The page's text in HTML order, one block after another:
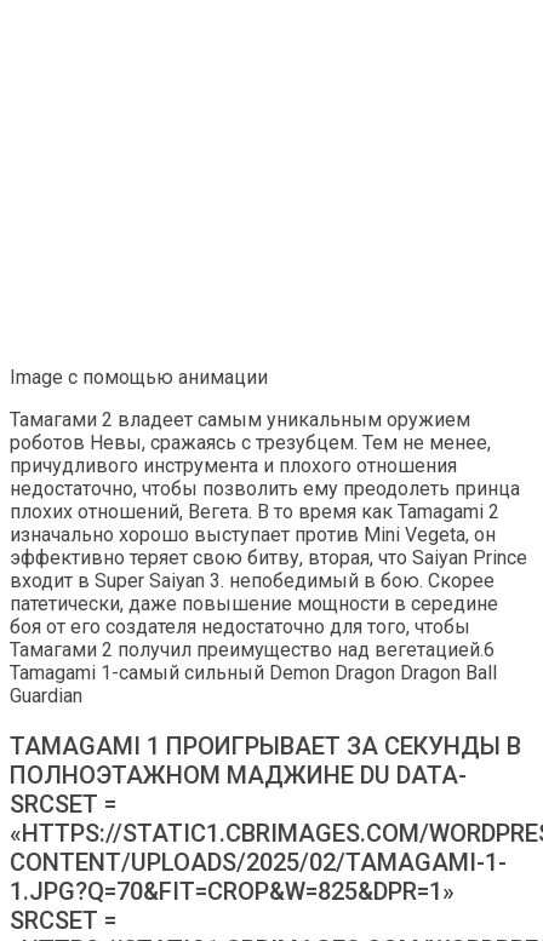
Image с помощью анимации
Тамагами 2 владеет самым уникальным оружием
роботов Невы, сражаясь с трезубцем. Тем не менее,
причудливого инструмента и плохого отношения
недостаточно, чтобы позволить ему преодолеть принца
плохих отношений, Вегета. В то время как Tamagami 2
изначально хорошо выступает против Mini Vegeta, он
эффективно теряет свою битву, вторая, что Saiyan Prince
входит в Super Saiyan 3. непобедимый в бою. Скорее
патетически, даже повышение мощности в середине
боя от его создателя недостаточно для того, чтобы
Тамагами 2 получил преимущество над вегетацией.6
Tamagami 1-самый сильный Demon Dragon Dragon Ball
Guardian
TAMAGAMI 1 ПРОИГРЫВАЕТ ЗА СЕКУНДЫ В
ПОЛНОЭТАЖНОМ МАДЖИНЕ DU DATA-
SRCSET =
«HTTPS://STATIC1.CBRIMAGES.COM/
CONTENT/UPLOADS/2025/02/TAMAGAMI-1-
1.JPG?Q=70&FIT=CROP&W=825&DPR=1»
SRCSET =